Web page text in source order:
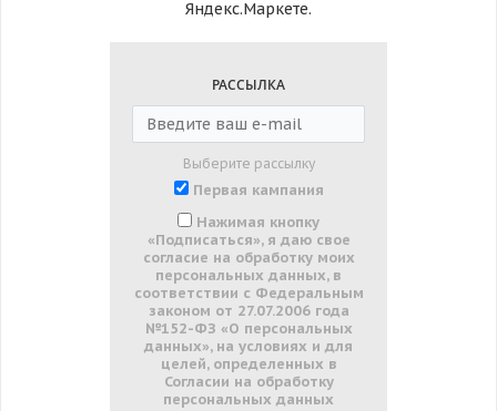
РАССЫЛКА
Выберите рассылку
Первая кампания
Нажимая кнопку
«Подписаться», я даю свое
согласие на обработку моих
персональных данных, в
соответствии с Федеральным
законом от 27.07.2006 года
№152-ФЗ «О персональных
данных», на условиях и для
целей, определенных в
Согласии на обработку
персональных данных